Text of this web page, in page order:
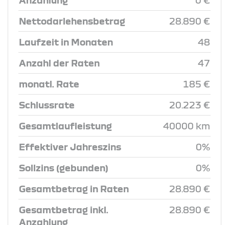
Nettodarlehensbetrag 28.890 €
Laufzeit in Monaten 48
Anzahl der Raten 47
monatl. Rate 185 €
Schlussrate 20.223 €
Gesamtlaufleistung 40000 km
Effektiver Jahreszins 0%
Sollzins (gebunden) 0%
Gesamtbetrag in Raten 28.890 €
Gesamtbetrag inkl.
Anzahlung
28.890 €